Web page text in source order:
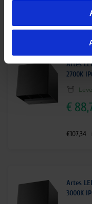
Artes
2700K
€
€107,34
Artes
3000K